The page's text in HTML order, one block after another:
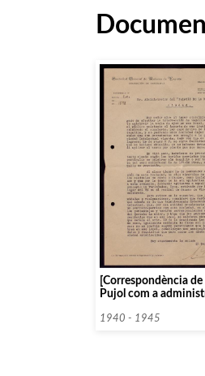
[Correspondència de
Pujol com a
1940 – 1945]
1940 - 1945